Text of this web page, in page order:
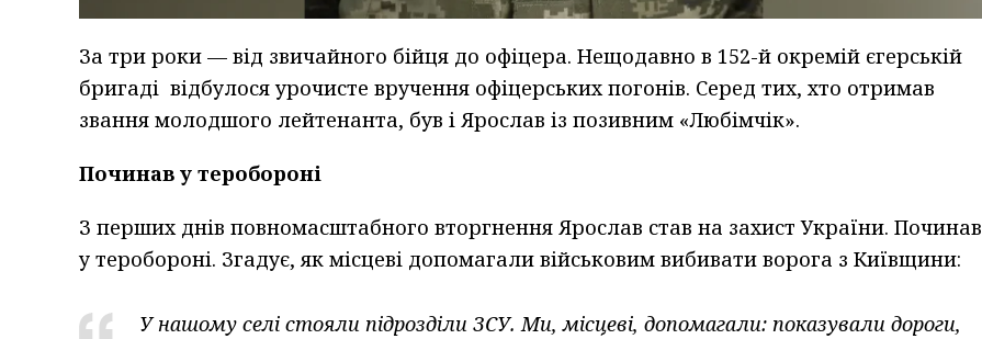
За три роки — від звичайного бійця до офіцера. Нещодавно в 152-й окремій єгерській
бригаді відбулося урочисте вручення офіцерських погонів. Серед тих, хто отримав
звання молодшого лейтенанта, був і Ярослав із позивним «Любімчік».
Починав у теробороні
З перших днів повномасштабного вторгнення Ярослав став на захист України. Починав
у теробороні. Згадує, як місцеві допомагали військовим вибивати ворога з Київщини:
У нашому селі стояли підрозділи ЗСУ. Ми, місцеві, допомагали: показували дороги,